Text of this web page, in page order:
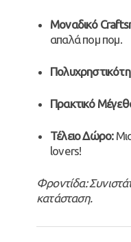
Μοναδικό
απαλά πομ πομ.
Πρακτικό
Τέλειο Δώρο:
lovers!
Φροντίδα:
κατάσταση.